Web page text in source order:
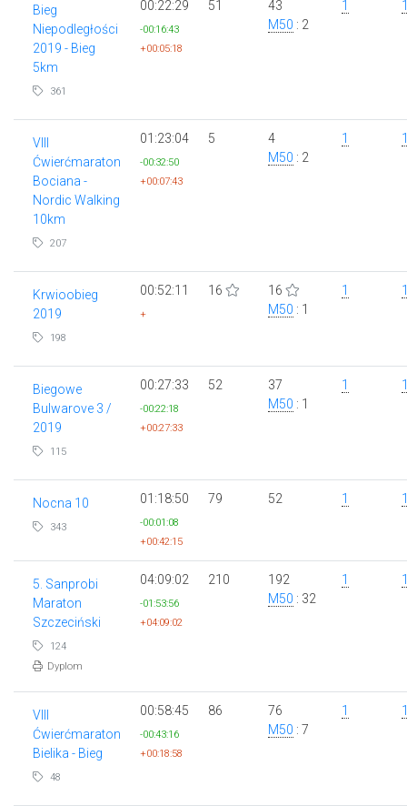
Bieg
Niepodległości
2019 - Bieg
5km
361
00:22:29
-00:16:43
+00:05:18
51
43
M50 : 2
1
VIII
Ćwierćmaraton
Bociana -
Nordic Walking
10km
207
01:23:04
-00:32:50
+00:07:43
5
4
M50 : 2
1
Krwioobieg
2019
198
00:52:11
+
16
16
M50 : 1
1
Biegowe
Bulwarove 3 /
2019
115
00:27:33
-00:22:18
+00:27:33
52
37
M50 : 1
1
Nocna 10
343
01:18:50
-00:01:08
+00:42:15
79 52 1
5. Sanprobi
Maraton
Szczeciński
124
Dyplom
04:09:02
-01:53:56
+04:09:02
210
192
M50 : 32
1
VIII
Ćwierćmaraton
Bielika - Bieg
48
00:58:45
-00:43:16
+00:18:58
86
76
M50 : 7
1